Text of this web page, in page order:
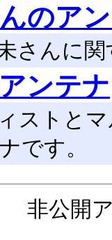
のア
さんに
ンテナ
ストと
です。
非公開